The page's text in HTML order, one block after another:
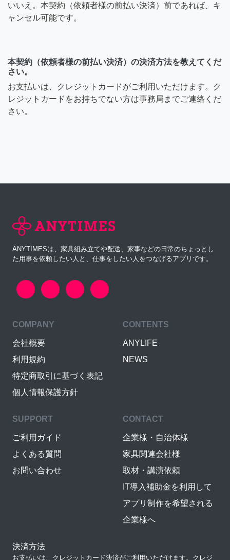
いいえ。本契約（依頼者様の前払い決済）前であれば、キ
ャンセル可能です。
本契約（依頼者様の前払い決済）の決済方法を教えてくだ
さい。
お支払いは、クレジットカードがご利用いただけます。ク
レジットカードをお持ちでない方は事務局までご連絡くだ
さい。
ANYTIMESは、家具組み立てや配送、家事などの日常のちょっとし
た用事を依頼したい人と、仕事をしたい人をつなげるアプリです。
COMPANY
会社概要
利用規約
特定商取引に基づく表記
個人情報保護方針
CONTENTS
ANYLIFE
NEWS
SUPPORT
ご利用ガイド
よくある質問
お問い合わせ
CONTACT
企業様・自治体様
家具関連会社様
取材・講演依頼
IT導入補助金を利用して
アプリ制作を希望される
企業様へ
決済方法
お支払いは、クレジットカード決済がご利用いただけます。クレジ